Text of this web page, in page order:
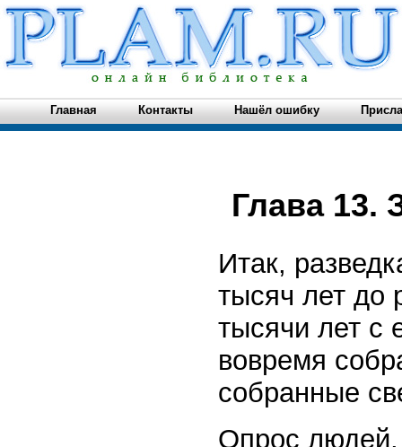
Главная Контакты Нашёл ошибку
Глава 13.
Итак,
тысяч лет до
тысячи лет с
вовремя
собранные
Опрос людей,